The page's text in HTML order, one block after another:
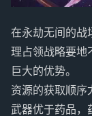
在永劫无间的战
理占领战略要地
巨大的优势。
资源的获取顺序
武器优于药品，